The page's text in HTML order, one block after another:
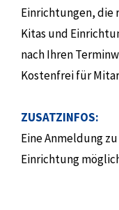
Einrichtungen, die
Kitas und
nach Ihren
Kostenfrei für
ZUSATZINFOS:
Eine Anmeldung
Einrichtung